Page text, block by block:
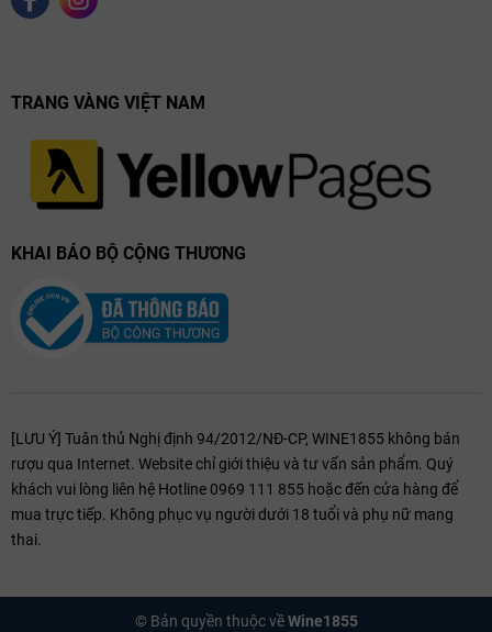
TRANG VÀNG VIỆT NAM
KHAI BÁO BỘ CỘNG THƯƠNG
[LƯU Ý] Tuân thủ Nghị định 94/2012/NĐ-CP, WINE1855 không bán
rượu qua Internet. Website chỉ giới thiệu và tư vấn sản phẩm. Quý
khách vui lòng liên hệ Hotline 0969 111 855 hoặc đến cửa hàng để
mua trực tiếp. Không phục vụ người dưới 18 tuổi và phụ nữ mang
thai.
© Bản quyền thuộc vềWine1855